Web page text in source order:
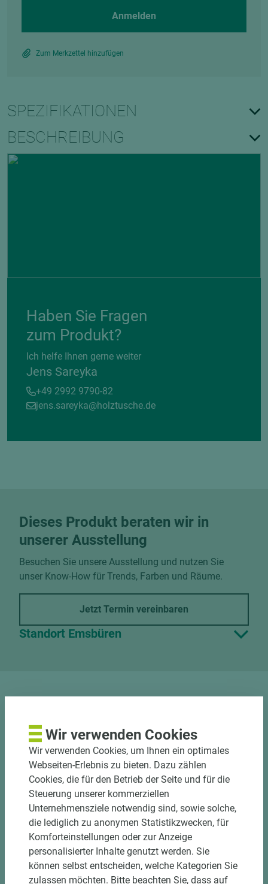
Anmelden
Zum Merkzettel hinzufügen
SPEZIFIKATIONEN
BESCHREIBUNG
Haben Sie Fragen
zum Produkt?
Ich helfe Ihnen gerne weiter
Jens Sareyka
+49 2992 9790-82
jens.sareyka@holztusche.de
Dieses Produkt beraten wir in
unserer Ausstellung
Besuchen Sie unsere Ausstellung und nutzen Sie
unser Know-How für Trends, Farben und Räume.
Jetzt Termin vereinbaren
Standort Emsbüren
Nutzen Sie unseren
Zuschnittservice
Bekantungsfähiger Fixmaßzuschnitt maßhaltig
und winkelgenau
Hohe und präzise Leistung durch
halbautomatische Beschickung
Einzelteiletikettierung auf Wunsch möglich
Wir verwenden Cookies
Wir verwenden Cookies, um Ihnen ein optimales
Webseiten-Erlebnis zu bieten. Dazu zählen
Cookies, die für den Betrieb der Seite und für die
Steuerung unserer kommerziellen
Unternehmensziele notwendig sind, sowie solche,
die lediglich zu anonymen Statistikzwecken, für
Komforteinstellungen oder zur Anzeige
personalisierter Inhalte genutzt werden. Sie
können selbst entscheiden, welche Kategorien Sie
zulassen möchten. Bitte beachten Sie, dass auf